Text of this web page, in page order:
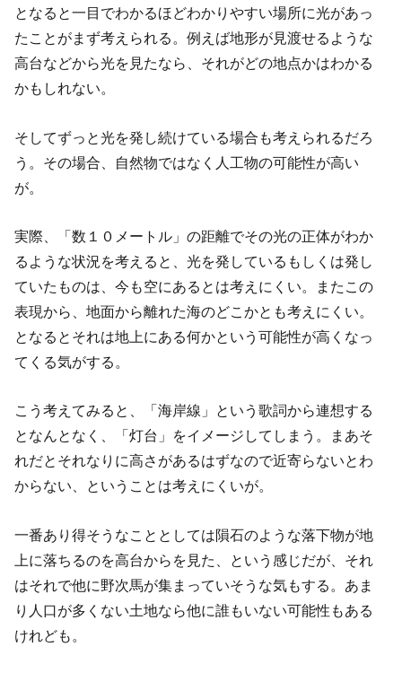
となると一目でわかるほどわかりやすい場所に光があっ
たことがまず考えられる。例えば地形が見渡せるような
高台などから光を見たなら、それがどの地点かはわかる
かもしれない。
そしてずっと光を発し続けている場合も考えられるだろ
う。その場合、自然物ではなく人工物の可能性が高い
が。
実際、「数１０メートル」の距離でその光の正体がわか
るような状況を考えると、光を発しているもしくは発し
ていたものは、今も空にあるとは考えにくい。またこの
表現から、地面から離れた海のどこかとも考えにくい。
となるとそれは地上にある何かという可能性が高くなっ
てくる気がする。
こう考えてみると、「海岸線」という歌詞から連想する
となんとなく、「灯台」をイメージしてしまう。まあそ
れだとそれなりに高さがあるはずなので近寄らないとわ
からない、ということは考えにくいが。
一番あり得そうなこととしては隕石のような落下物が地
上に落ちるのを高台からを見た、という感じだが、それ
はそれで他に野次馬が集まっていそうな気もする。あま
り人口が多くない土地なら他に誰もいない可能性もある
けれども。